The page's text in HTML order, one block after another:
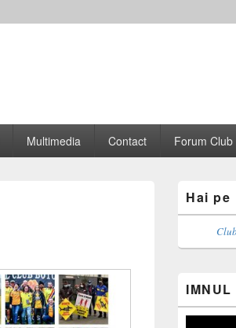
Multimedia Contact Forum Club
Sidebar
Widget
Hai